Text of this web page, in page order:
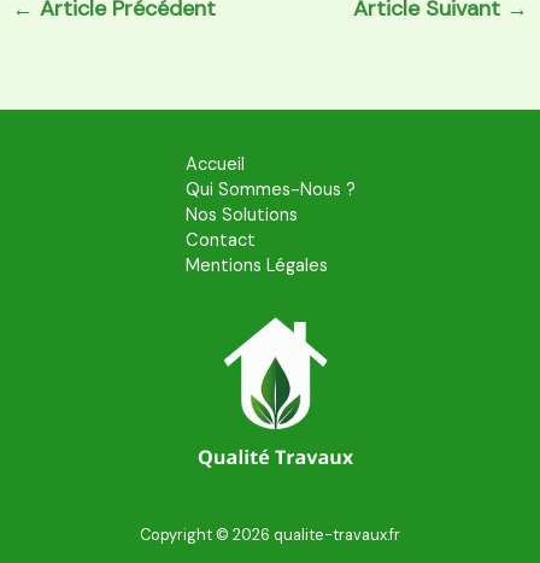
← Article Précédent Article Suivant →
Accueil
Qui Sommes-Nous ?
Nos Solutions
Contact
Mentions Légales
Copyright © 2026 qualite-travaux.fr